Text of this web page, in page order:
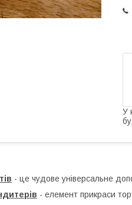
У
- це чудове універсальне
- елемент прикраси